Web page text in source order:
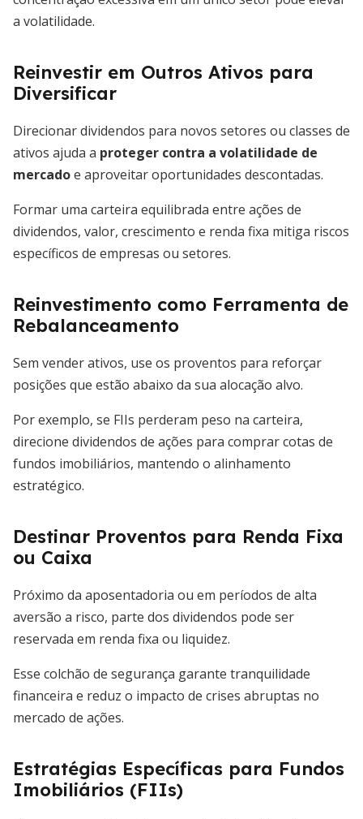
a volatilidade.
Reinvestir em Outros Ativos para
Diversificar
Direcionar dividendos para novos setores ou classes de
ativos ajuda a proteger contra a volatilidade de
mercadoe aproveitar oportunidades descontadas.
Formar uma carteira equilibrada entre ações de
dividendos, valor, crescimento e renda fixa mitiga riscos
específicos de empresas ou setores.
Reinvestimento como Ferramenta de
Rebalanceamento
Sem vender ativos, use os proventos para reforçar
posições que estão abaixo da sua alocação alvo.
Por exemplo, se FIIs perderam peso na carteira,
direcione dividendos de ações para comprar cotas de
fundos imobiliários, mantendo o alinhamento
estratégico.
Destinar Proventos para Renda Fixa
ou Caixa
Próximo da aposentadoria ou em períodos de alta
aversão a risco, parte dos dividendos pode ser
reservada em renda fixa ou liquidez.
Esse colchão de segurança garante tranquilidade
financeira e reduz o impacto de crises abruptas no
mercado de ações.
Estratégias Específicas para Fundos
Imobiliários (FIIs)